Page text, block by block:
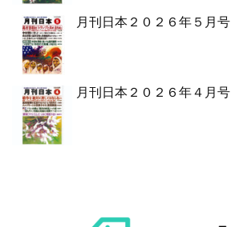
月刊日本２０２６年５月号
月刊日本２０２６年４月号